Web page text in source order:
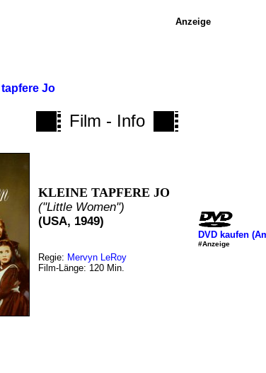
tapfere Jo
Film - Info
KLEINE TAPFERE JO
("Little Women")
(USA, 1949)
Regie: Mervyn LeRoy
Film-Länge: 120 Min.
DVD kaufen
#Anzeige
Anzeige